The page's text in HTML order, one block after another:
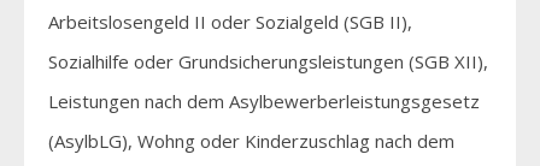
Arbeitslosengeld II oder Sozialgeld (SGB II),
Sozialhilfe oder Grundsicherungsleistungen (SGB XII),
Leistungen nach dem Asylbewerberleistungsgesetz
(AsylbLG), Wohng oder Kinderzuschlag nach dem